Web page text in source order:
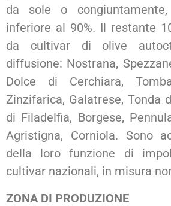
da sole o
inferiore al 90%. Il restante
da cultivar di olive
diffusione: Nostrana,
Dolce di Cerchiara,
Zinzifarica, Galatrese, Tonda
di Filadelfia, Borgese,
Agristigna, Corniola. Sono
della loro funzione di
cultivar nazionali, in misura
ZONA DI PRODUZIONE